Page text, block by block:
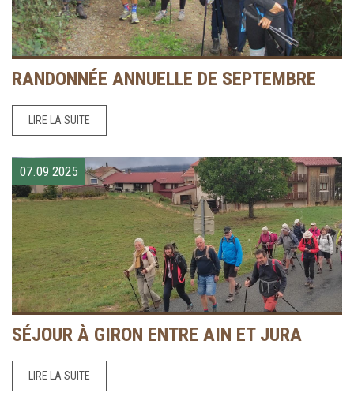
RANDONNÉE ANNUELLE DE SEPTEMBRE
LIRE LA SUITE
07.09 2025
SÉJOUR À GIRON ENTRE AIN ET JURA
LIRE LA SUITE